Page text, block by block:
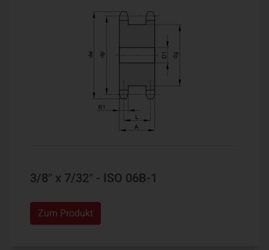
3/8″ x 7/32″ - ISO 06B-1
Zum Produkt